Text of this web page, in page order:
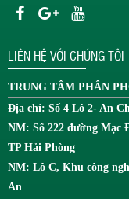
LIÊN HỆ VỚI CHÚNG TÔI
TRUNG TÂM PHÂN
Địa chỉ: Số 4 Lô 2- An
NM: Số 222 đường Mạc
TP Hải Phòng
NM: Lô C, Khu công
An